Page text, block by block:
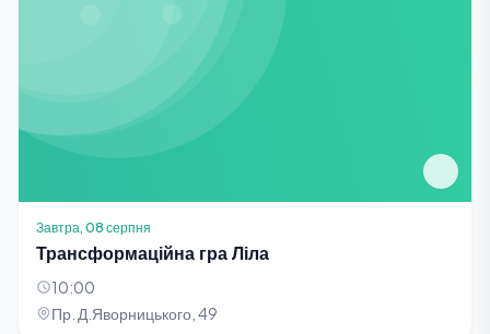
Завтра, 08 серпня
Трансформаційна гра Ліла
10:00
Пр. Д.Яворницького, 49